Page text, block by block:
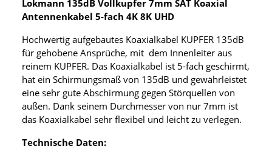
Lokmann 135dB Vollkupfer 7mm SAT Koaxial
Antennenkabel 5-fach 4K 8K UHD
Hochwertig aufgebautes Koaxialkabel KUPFER 135dB
für gehobene Ansprüche, mit dem Innenleiter aus
reinem KUPFER. Das Koaxialkabel ist 5-fach geschirmt,
hat ein Schirmungsmaß von 135dB und gewährleistet
eine sehr gute Abschirmung gegen Störquellen von
außen. Dank seinem Durchmesser von nur 7mm ist
das Koaxialkabel sehr flexibel und leicht zu verlegen.
Technische Daten: